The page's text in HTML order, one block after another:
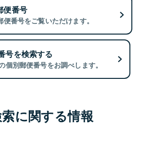
便番号
番号をご覧いただけます。
号を検索する
個別郵便番号をお調べします。
に関する情報